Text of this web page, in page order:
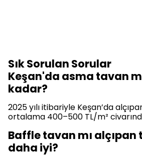
Sık Sorulan Sorular
Keşan'da asma tavan
kadar?
2025 yılı itibariyle Keşan’da
ortalama 400–500 TL/m²
Baffle tavan mı alçıpan
daha iyi?